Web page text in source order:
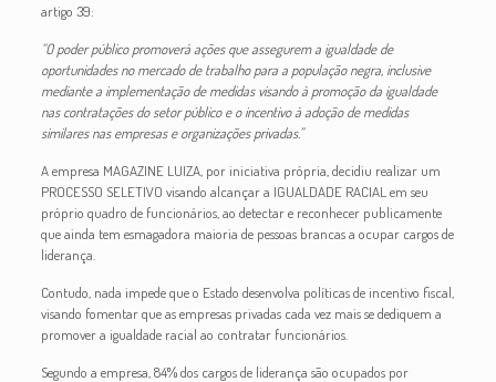
artigo 39:
“O poder público promoverá ações que assegurem a igualdade de
oportunidades no mercado de trabalho para a população negra, inclusive
mediante a implementação de medidas visando à promoção da igualdade
nas contratações do setor público e o incentivo à adoção de medidas
similares nas empresas e organizações privadas.”
A empresa MAGAZINE LUIZA, por iniciativa própria, decidiu realizar um
PROCESSO SELETIVO visando alcançar a IGUALDADE RACIAL em seu
próprio quadro de funcionários, ao detectar e reconhecer publicamente
que ainda tem esmagadora maioria de pessoas brancas a ocupar cargos de
liderança.
Contudo, nada impede que o Estado desenvolva políticas de incentivo fiscal,
visando fomentar que as empresas privadas cada vez mais se dediquem a
promover a igualdade racial ao contratar funcionários.
Segundo a empresa, 84% dos cargos de liderança são ocupados por